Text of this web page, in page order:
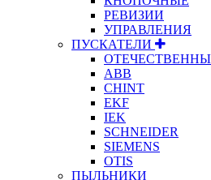
РЕВИЗИИ
УПРАВЛЕНИЯ
ПУСКАТЕЛИ
ABB
CHINT
EKF
IEK
SCHNEIDER
SIEMENS
OTIS
ПЫЛЬНИКИ